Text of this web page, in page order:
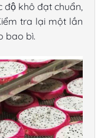
độ khô đạt chuẩn,
tra lại một lần
bao bì.